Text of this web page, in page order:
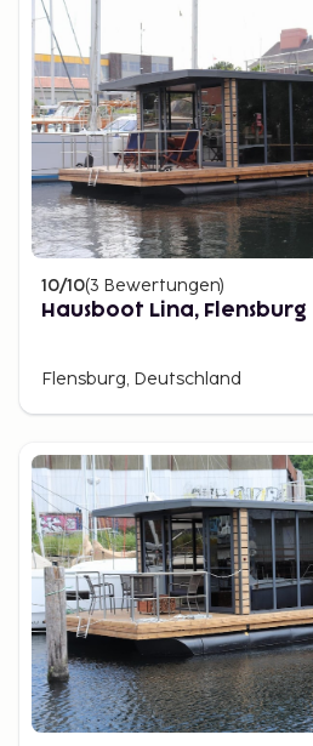
10/10(3 Bewertungen)
Hausboot Lina, Flensburg
Flensburg, Deutschland